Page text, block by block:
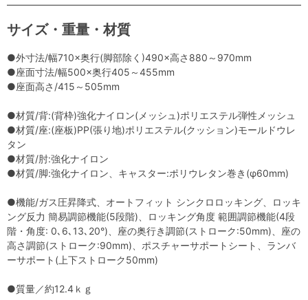
サイズ・重量・材質
●外寸法/幅710×奥行(脚部除く)490×高さ880～970mm
●座面寸法/幅500×奥行405～455mm
●座面高さ/415～505mm
●材質/背:(背枠)強化ナイロン(メッシュ)ポリエステル弾性メッシュ
●材質/座:(座板)PP(張り地)ポリエステル(クッション)モールドウレ
タン
●材質/肘:強化ナイロン
●材質/脚:強化ナイロン、キャスター:ポリウレタン巻き(φ60mm)
●機能/ガス圧昇降式、オートフィット シンクロロッキング、ロッキ
ング反力 簡易調節機能(5段階)、ロッキング角度 範囲調節機能(4段
階・角度: 0､6､13､20°)、座の奥行き調節(ストローク:50mm)、座の
高さ調節(ストローク:90mm)、ポスチャーサポートシート、ランバ
ーサポート(上下ストローク50mm)
●質量／約12.4ｋｇ